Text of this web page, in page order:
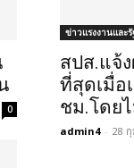
0
ข่าวแรงงานและ
สปส.แจ้
ที่สุดเมื่อ
ชม.โดย
admin4 - 28